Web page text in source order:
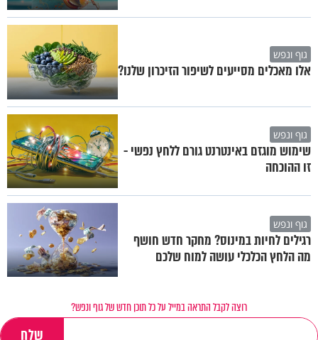
גוף ונפש
אלו מאכלים מסייעים לשיפור הזיכרון שלנו?
גוף ונפש
שימוש מוגזם באינטרנט גורם ללחץ נפשי -
זו ההוכחה
גוף ונפש
רגילים לחיות במינוס? מחקר חדש חושף
מה הלחץ הכלכלי עושה למוח שלכם
רוצה לקבל התראה במייל על כל תוכן חדש של גוף ונפש?